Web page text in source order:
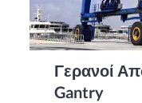
Γερανοί
Gantry